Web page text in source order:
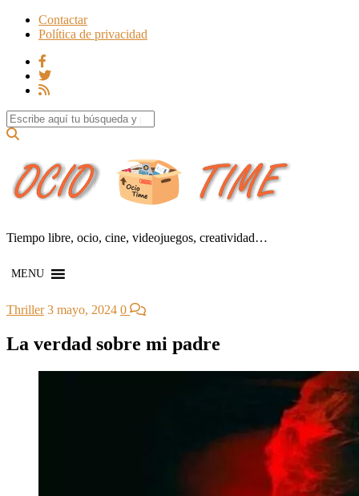
Contactar
Política de privacidad
Search for:
Tiempo libre, ocio, cine, videojuegos, creatividad…
MENU
Thriller 3 mayo, 2024 0
La verdad sobre mi padre